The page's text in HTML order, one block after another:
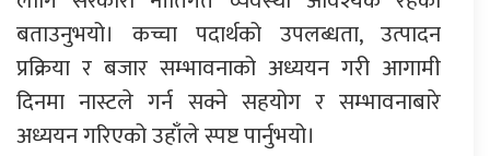
बताउनुभयो। कच्चा पदार्थको उपलब्धता, उत्पादन
प्रक्रिया र बजार सम्भावनाको अध्ययन गरी आगामी
दिनमा नास्टले गर्न सक्ने सहयोग र सम्भावनाबारे
अध्ययन गरिएको उहाँले स्पष्ट पार्नुभयो।